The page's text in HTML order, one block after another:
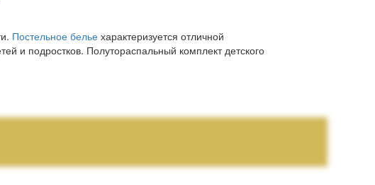
Постельное белье характеризуется отличной
и подростков. Полутораспальный комплект детского